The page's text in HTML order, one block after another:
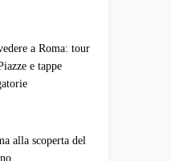
a Roma: tour
e tappe
alla scoperta del